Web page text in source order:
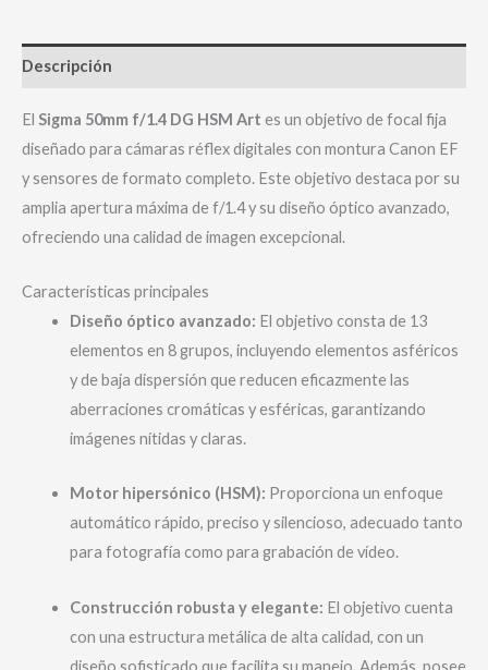
Descripción
El Sigma 50mm f/1.4 DG HSM Art es un objetivo de focal fija
diseñado para cámaras réflex digitales con montura Canon EF
y sensores de formato completo. Este objetivo destaca por su
amplia apertura máxima de f/1.4 y su diseño óptico avanzado,
ofreciendo una calidad de imagen excepcional.
Características principales
Diseño óptico avanzado: El objetivo consta de 13
elementos en 8 grupos, incluyendo elementos asféricos
y de baja dispersión que reducen eficazmente las
aberraciones cromáticas y esféricas, garantizando
imágenes nítidas y claras.
Motor hipersónico (HSM): Proporciona un enfoque
automático rápido, preciso y silencioso, adecuado tanto
para fotografía como para grabación de vídeo.
Construcción robusta y elegante: El objetivo cuenta
con una estructura metálica de alta calidad, con un
diseño sofisticado que facilita su manejo. Además, posee